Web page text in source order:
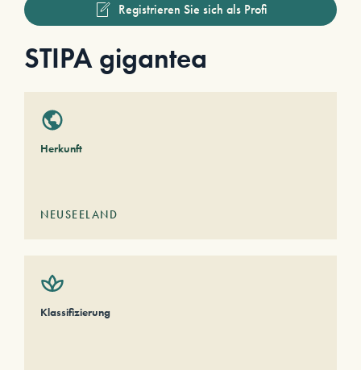
Registrieren Sie sich als Profi
STIPA gigantea
Herkunft
NEUSEELAND
Klassifizierung